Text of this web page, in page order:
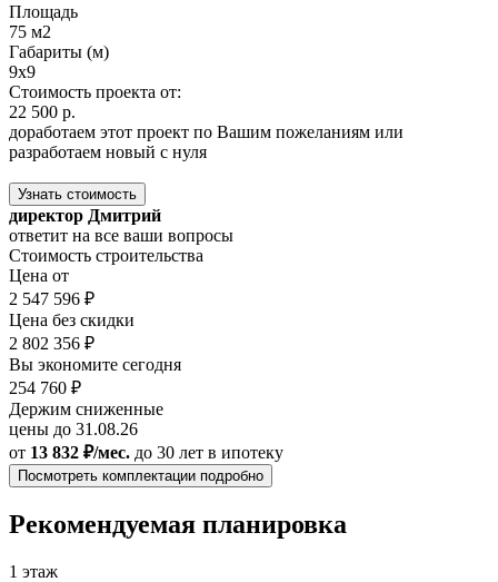
Площадь
75 м2
Габариты (м)
9x9
Стоимость проекта от:
22 500 р.
доработаем этот проект по Вашим пожеланиям или
разработаем новый с нуля
Узнать стоимость
директор Дмитрий
ответит на все ваши вопросы
Стоимость строительства
Цена от
2 547 596 ₽
Цена без скидки
2 802 356 ₽
Вы экономите сегодня
254 760 ₽
Держим сниженные
цены до 31.08.26
от 13 832 ₽/мес. до 30 лет в ипотеку
Посмотреть комплектации подробно
Рекомендуемая планировка
1 этаж